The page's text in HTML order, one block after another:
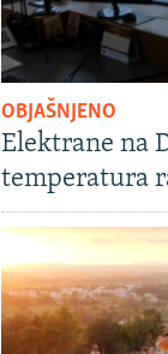
OBJAŠNJENO
Elektrane na
temperatura